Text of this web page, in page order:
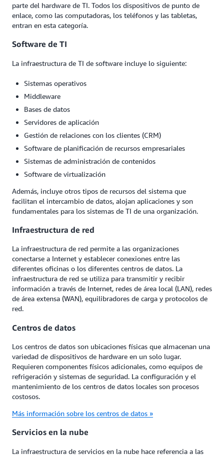
parte del hardware de TI. Todos los dispositivos de punto de
enlace, como las computadoras, los teléfonos y las tabletas,
entran en esta categoría.
Software de TI
La infraestructura de TI de software incluye lo siguiente:
Sistemas operativos
Middleware
Bases de datos
Servidores de aplicación
Gestión de relaciones con los clientes (CRM)
Software de planificación de recursos empresariales
Sistemas de administración de contenidos
Software de virtualización
Además, incluye otros tipos de recursos del sistema que
facilitan el intercambio de datos, alojan aplicaciones y son
fundamentales para los sistemas de TI de una organización.
Infraestructura de red
La infraestructura de red permite a las organizaciones
conectarse a Internet y establecer conexiones entre las
diferentes oficinas o los diferentes centros de datos. La
infraestructura de red se utiliza para transmitir y recibir
información a través de Internet, redes de área local (LAN), redes
de área extensa (WAN), equilibradores de carga y protocolos de
red.
Centros de datos
Los centros de datos son ubicaciones físicas que almacenan una
variedad de dispositivos de hardware en un solo lugar.
Requieren componentes físicos adicionales, como equipos de
refrigeración y sistemas de seguridad. La configuración y el
mantenimiento de los centros de datos locales son procesos
costosos.
Más información sobre los centros de datos »
Servicios en la nube
La infraestructura de servicios en la nube hace referencia a las